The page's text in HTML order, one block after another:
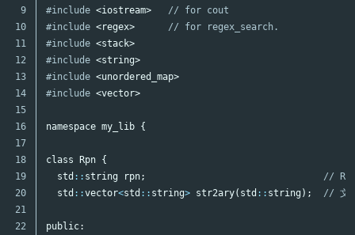
9
10
11
12
13
14
15
16
17
18
19
20
21
22
#include <iostream>
   // for cout
#include <regex>
      // for regex_search.
#include <stack>
#include <string>
#include <unordered_map>
#include <vector>
namespace my_lib {
class Rpn {
std :: string rpn;
//
std ::vector<std :: string> str2ary( std :: string ); // 文
public: